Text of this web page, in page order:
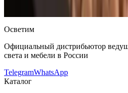
Осветим
Официальный дистрибьютор
света и мебели в России
TelegramWhatsApp
Каталог